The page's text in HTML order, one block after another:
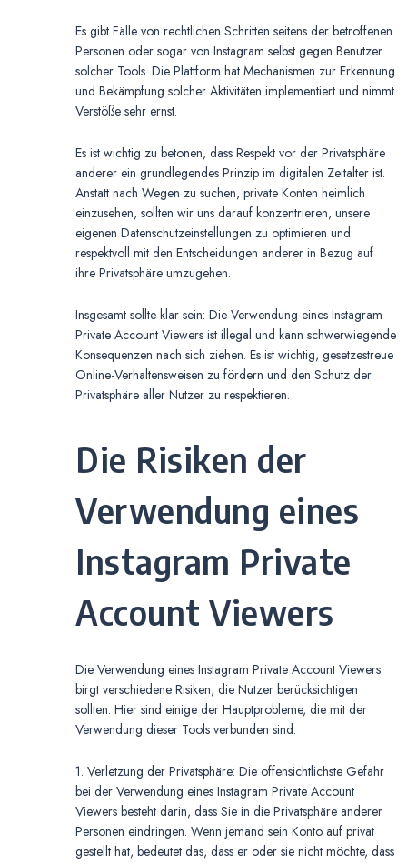
Es gibt Fälle von rechtlichen Schritten seitens der betroffenen
Personen oder sogar von Instagram selbst gegen Benutzer
solcher Tools. Die Plattform hat Mechanismen zur Erkennung
und Bekämpfung solcher Aktivitäten implementiert und nimmt
Verstöße sehr ernst.
Es ist wichtig zu betonen, dass Respekt vor der Privatsphäre
anderer ein grundlegendes Prinzip im digitalen Zeitalter ist.
Anstatt nach Wegen zu suchen, private Konten heimlich
einzusehen, sollten wir uns darauf konzentrieren, unsere
eigenen Datenschutzeinstellungen zu optimieren und
respektvoll mit den Entscheidungen anderer in Bezug auf
ihre Privatsphäre umzugehen.
Insgesamt sollte klar sein: Die Verwendung eines Instagram
Private Account Viewers ist illegal und kann schwerwiegende
Konsequenzen nach sich ziehen. Es ist wichtig, gesetzestreue
Online-Verhaltensweisen zu fördern und den Schutz der
Privatsphäre aller Nutzer zu respektieren.
Die Risiken der
Verwendung eines
Instagram Private
Account Viewers
Die Verwendung eines Instagram Private Account Viewers
birgt verschiedene Risiken, die Nutzer berücksichtigen
sollten. Hier sind einige der Hauptprobleme, die mit der
Verwendung dieser Tools verbunden sind:
1. Verletzung der Privatsphäre: Die offensichtlichste Gefahr
bei der Verwendung eines Instagram Private Account
Viewers besteht darin, dass Sie in die Privatsphäre anderer
Personen eindringen. Wenn jemand sein Konto auf privat
gestellt hat, bedeutet das, dass er oder sie nicht möchte, dass